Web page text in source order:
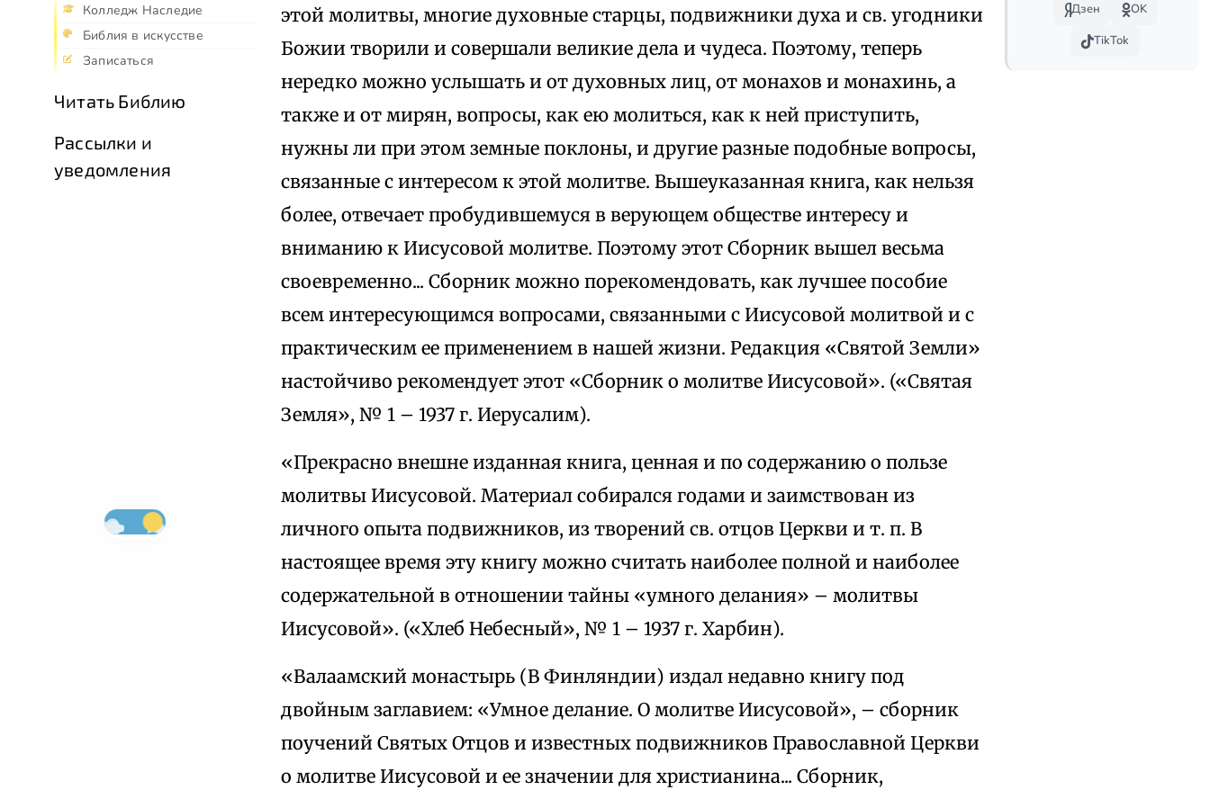
Колледж Наследие
Библия в искусстве
Записаться
Читать Библию
Рассылки и
уведомления
этой молитвы, многие духовные старцы, подвижники духа и св. угодники
Божии творили и совершали великие дела и чудеса. Поэтому, теперь
нередко можно услышать и от духовных лиц, от монахов и монахинь, а
также и от мирян, вопросы, как ею молиться, как к ней приступить,
нужны ли при этом земные поклоны, и другие разные подобные вопросы,
связанные с интересом к этой молитве. Вышеуказанная книга, как нельзя
более, отвечает пробудившемуся в верующем обществе интересу и
вниманию к Иисусовой молитве. Поэтому этот Сборник вышел весьма
своевременно... Сборник можно порекомендовать, как лучшее пособие
всем интересующимся вопросами, связанными с Иисусовой молитвой и с
практическим ее применением в нашей жизни. Редакция «Святой Земли»
настойчиво рекомендует этот «Сборник о молитве Иисусовой». («Святая
Земля», № 1 – 1937 г. Иерусалим).
«Прекрасно внешне изданная книга, ценная и по содержанию о пользе
молитвы Иисусовой. Материал собирался годами и заимствован из
личного опыта подвижников, из творений св. отцов Церкви и т. п. В
настоящее время эту книгу можно считать наиболее полной и наиболее
содержательной в отношении тайны «умного делания» – молитвы
Иисусовой». («Хлеб Небесный», № 1 – 1937 г. Харбин).
«Валаамский монастырь (В Финляндии) издал недавно книгу под
двойным заглавием: «Умное делание. О молитве Иисусовой», – сборник
поучений Святых Отцов и известных подвижников Православной Церкви
о молитве Иисусовой и ее значении для христианина... Сборник,
Дзен
OK
TikTok